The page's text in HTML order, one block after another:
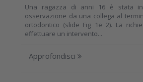
Una ragazza di anni 16 è stata
osservazione da una collega al
ortodontico (slide Fig 1e 2). La
effettuare un intervento...
Approfondisci